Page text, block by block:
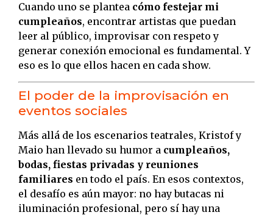
Cuando uno se plantea cómo festejar mi
cumpleaños, encontrar artistas que puedan
leer al público, improvisar con respeto y
generar conexión emocional es fundamental. Y
eso es lo que ellos hacen en cada show.
El poder de la improvisación en
eventos sociales
Más allá de los escenarios teatrales, Kristof y
Maio han llevado su humor a cumpleaños,
bodas, fiestas privadas y reuniones
familiares en todo el país. En esos contextos,
el desafío es aún mayor: no hay butacas ni
iluminación profesional, pero sí hay una